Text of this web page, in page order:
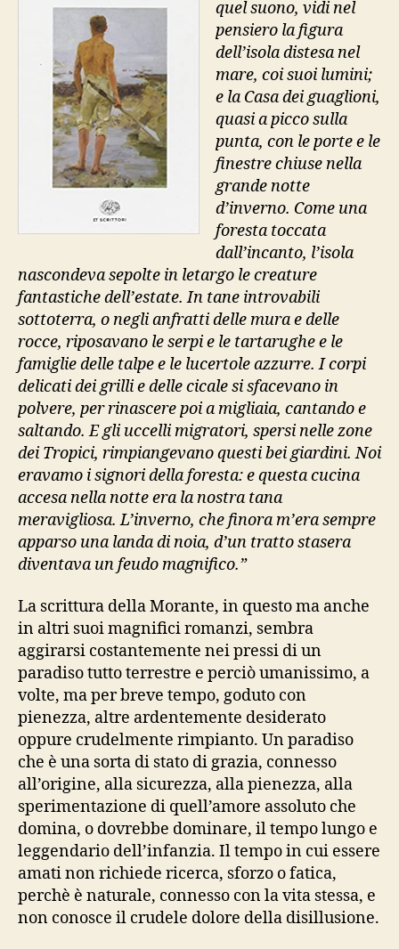
quel suono, vidi nel
pensiero la figura
dell’isola distesa nel
mare, coi suoi lumini;
e la Casa dei guaglioni,
quasi a picco sulla
punta, con le porte e le
finestre chiuse nella
grande notte
d’inverno. Come una
foresta toccata
dall’incanto, l’isola
nascondeva sepolte in letargo le creature
fantastiche dell’estate. In tane introvabili
sottoterra, o negli anfratti delle mura e delle
rocce, riposavano le serpi e le tartarughe e le
famiglie delle talpe e le lucertole azzurre. I corpi
delicati dei grilli e delle cicale si sfacevano in
polvere, per rinascere poi a migliaia, cantando e
saltando. E gli uccelli migratori, spersi nelle zone
dei Tropici, rimpiangevano questi bei giardini. Noi
eravamo i signori della foresta: e questa cucina
accesa nella notte era la nostra tana
meravigliosa. L’inverno, che finora m’era sempre
apparso una landa di noia, d’un tratto stasera
diventava un feudo magnifico.”
La scrittura della Morante, in questo ma anche
in altri suoi magnifici romanzi, sembra
aggirarsi costantemente nei pressi di un
paradiso tutto terrestre e perciò umanissimo, a
volte, ma per breve tempo, goduto con
pienezza, altre ardentemente desiderato
oppure crudelmente rimpianto. Un paradiso
che è una sorta di stato di grazia, connesso
all’origine, alla sicurezza, alla pienezza, alla
sperimentazione di quell’amore assoluto che
domina, o dovrebbe dominare, il tempo lungo e
leggendario dell’infanzia. Il tempo in cui essere
amati non richiede ricerca, sforzo o fatica,
perchè è naturale, connesso con la vita stessa, e
non conosce il crudele dolore della disillusione.